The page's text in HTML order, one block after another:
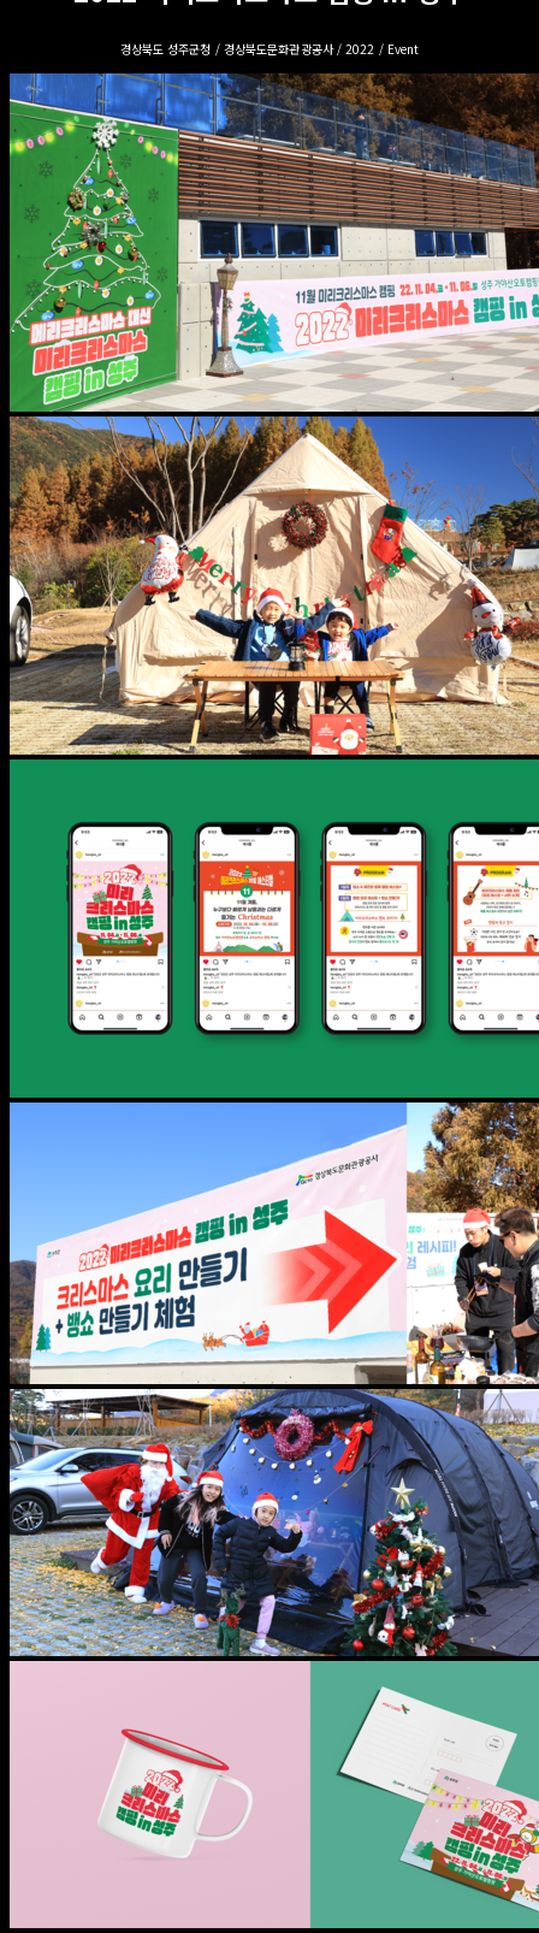
경상북도 성주군청 / 경상북도문화관광공사 / 2022 / Event